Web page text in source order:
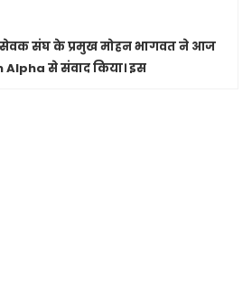
संघ के प्रमुख मोहन भागवत ने आज
से संवाद किया। इस